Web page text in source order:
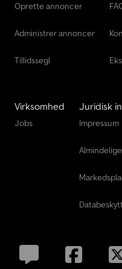
Oprette annoncer
Administrer annoncer
Tillidssegl
Virksomhed
Jobs
Juridisk
Impressum